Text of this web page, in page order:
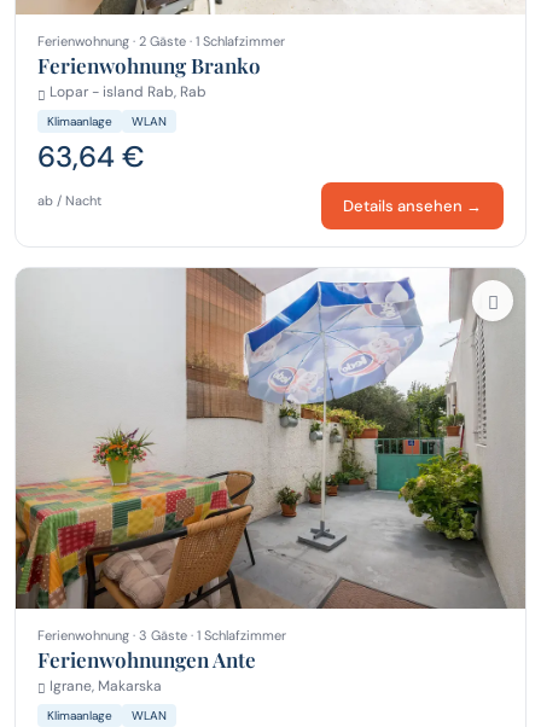
Ferienwohnung · 2 Gäste · 1 Schlafzimmer
Ferienwohnung Branko
Lopar - island Rab, Rab
Klimaanlage WLAN
63,64 €
ab / Nacht Details ansehen →
Ferienwohnung · 3 Gäste · 1 Schlafzimmer
Ferienwohnungen Ante
Igrane, Makarska
Klimaanlage WLAN